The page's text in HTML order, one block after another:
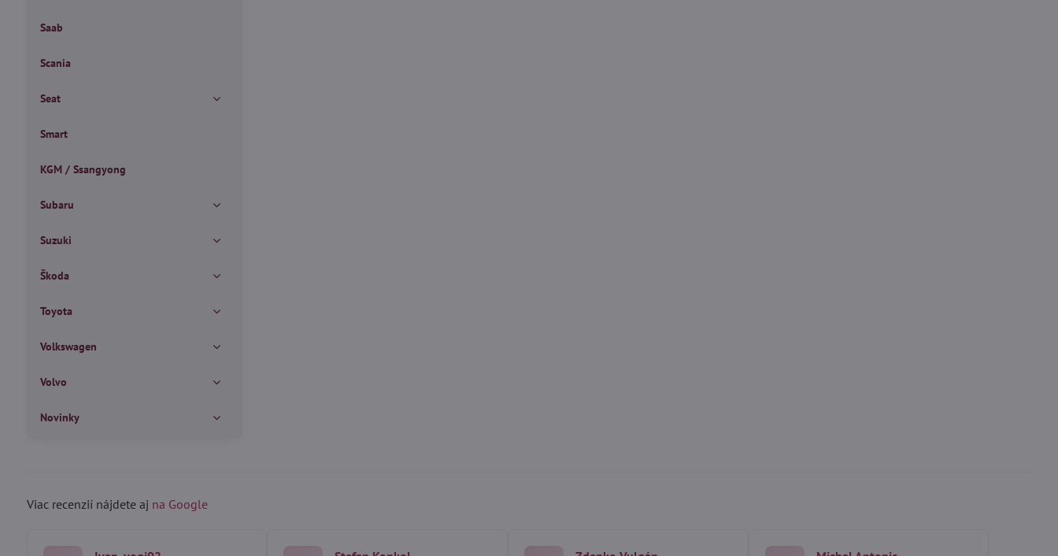
Saab
Scania
Seat
Smart
KGM / Ssangyong
Subaru
Suzuki
Škoda
Toyota
Volkswagen
Volvo
Novinky
Viac recenzií nájdete aj na Google